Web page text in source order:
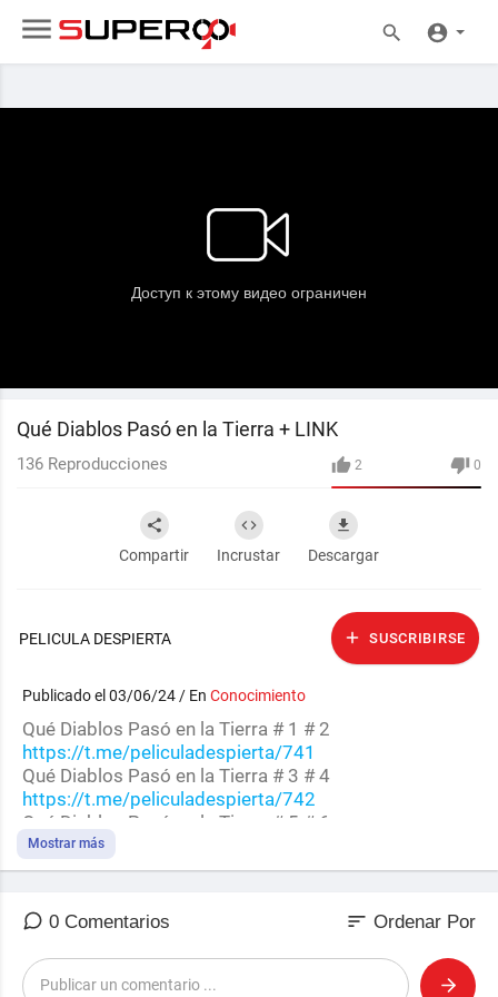
Qué Diablos Pasó en la Tierra + LINK
2 0
136 Reproducciones
Compartir Incrustar Descargar
PELICULA DESPIERTA SUSCRIBIRSE
Publicado el 03/06/24 / En Conocimiento
⁣Qué Diablos Pasó en la Tierra # 1 # 2
https://t.me/peliculadespierta/741
Qué Diablos Pasó en la Tierra # 3 # 4
https://t.me/peliculadespierta/742
Qué Diablos Pasó en la Tierra # 5 # 6
https://t.me/peliculadespierta/743
Qué Diablos Pasó en la Tierra # 7
Qué Diablos Pasó en la Tierra # 8
Qué Diablos Pasó en la Tierra # 9
https://t.me/peliculadespierta/746
Mostrar más
0 Comentarios sort Ordenar Por